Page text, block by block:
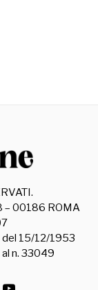
– 00186 ROMA
del 15/12/1953
al n. 33049